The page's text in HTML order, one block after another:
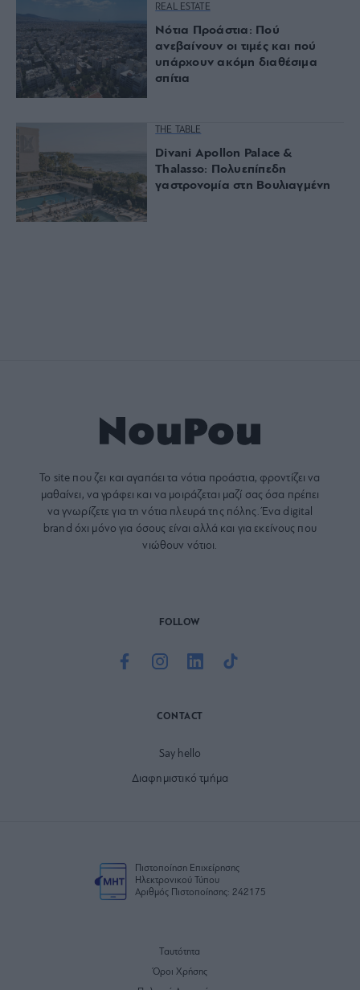
REAL ESTATE
Νότια Προάστια: Πού
ανεβαίνουν οι τιμές και πού
υπάρχουν ακόμη διαθέσιμα
σπίτια
THE TABLE
Divani Apollon Palace &
Thalasso: Πολυεπίπεδη
γαστρονομία στη Βουλιαγμένη
Το site που ζει και αγαπάει τα νότια προάστια, φροντίζει να
μαθαίνει, να γράφει και να μοιράζεται μαζί σας όσα πρέπει
να γνωρίζετε για τη νότια πλευρά της πόλης. Ένα digital
brand όχι μόνο για όσους είναι αλλά και για εκείνους που
νιώθουν νότιοι.
FOLLOW
CONTACT
Say hello
Διαφημιστικό τμήμα
Πιστοποίηση Επιχείρησης
Ηλεκτρονικού Τύπου
Αριθμός Πιστοποίησης: 242175
Ταυτότητα
Όροι Χρήσης